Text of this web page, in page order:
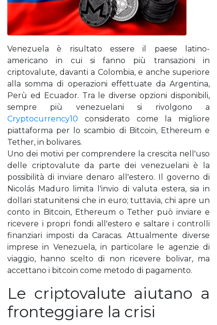
Venezuela è risultato essere il paese latino-
americano in cui si fanno più transazioni in
criptovalute, davanti a Colombia, e anche superiore
alla somma di operazioni effettuate da Argentina,
Perù ed Ecuador. Tra le diverse opzioni disponibili,
sempre più venezuelani si rivolgono a
Cryptocurrency10 considerato come la migliore
piattaforma per lo scambio di Bitcoin, Ethereum e
Tether, in bolivares.
Uno dei motivi per comprendere la crescita nell'uso
delle criptovalute da parte dei venezuelani è la
possibilità di inviare denaro all'estero. Il governo di
Nicolás Maduro limita l'invio di valuta estera, sia in
dollari statunitensi che in euro; tuttavia, chi apre un
conto in Bitcoin, Ethereum o Tether può inviare e
ricevere i propri fondi all'estero e saltare i controlli
finanziari imposti da Caracas. Attualmente diverse
imprese in Venezuela, in particolare le agenzie di
viaggio, hanno scelto di non ricevere bolivar, ma
accettano i bitcoin come metodo di pagamento.
Le criptovalute aiutano a
fronteggiare la crisi